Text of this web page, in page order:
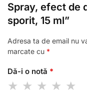
Spray, efect de
sporit, 15 ml”
Adresa ta de email nu
marcate cu *
Dă-i o notă *